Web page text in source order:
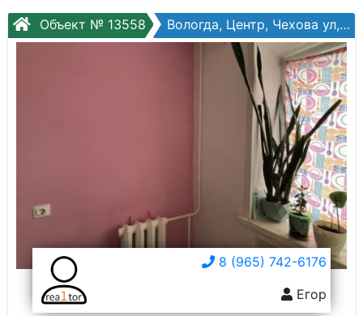
Объект № 13558 Вологда, Центр, Чехова ул, №51
8 (965) 742-6176
Егор